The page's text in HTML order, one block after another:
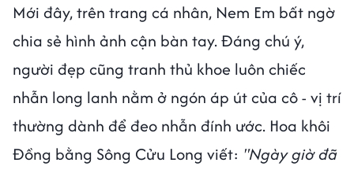
Mới đây, trên trang cá nhân, Nem Em bất ngờ
chia sẻ hình ảnh cận bàn tay. Đáng chú ý,
người đẹp cũng tranh thủ khoe luôn chiếc
nhẫn long lanh nằm ở ngón áp út của cô - vị trí
thường dành để đeo nhẫn đính ước. Hoa khôi
Đồng bằng Sông Cửu Long viết: "Ngày giờ đã